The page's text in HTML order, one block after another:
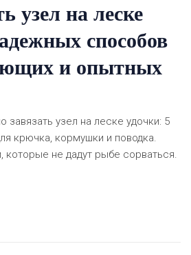
узел на леске
способов
и опытных
завязать узел на леске удочки: 5
крючка, кормушки и поводка.
которые не дадут рыбе сорваться.